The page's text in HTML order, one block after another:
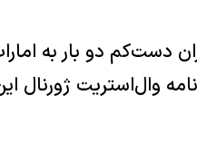
دست‌کم دو بار به
وال‌استریت ژورنال